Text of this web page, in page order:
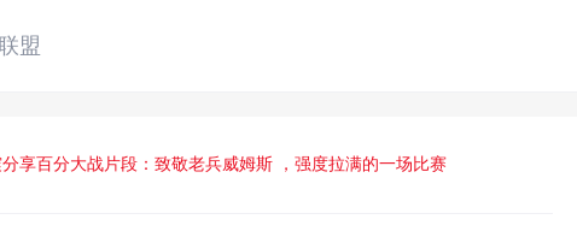
盟
享百分大战片段：致敬老兵威姆斯 ，强度拉满的一场比赛